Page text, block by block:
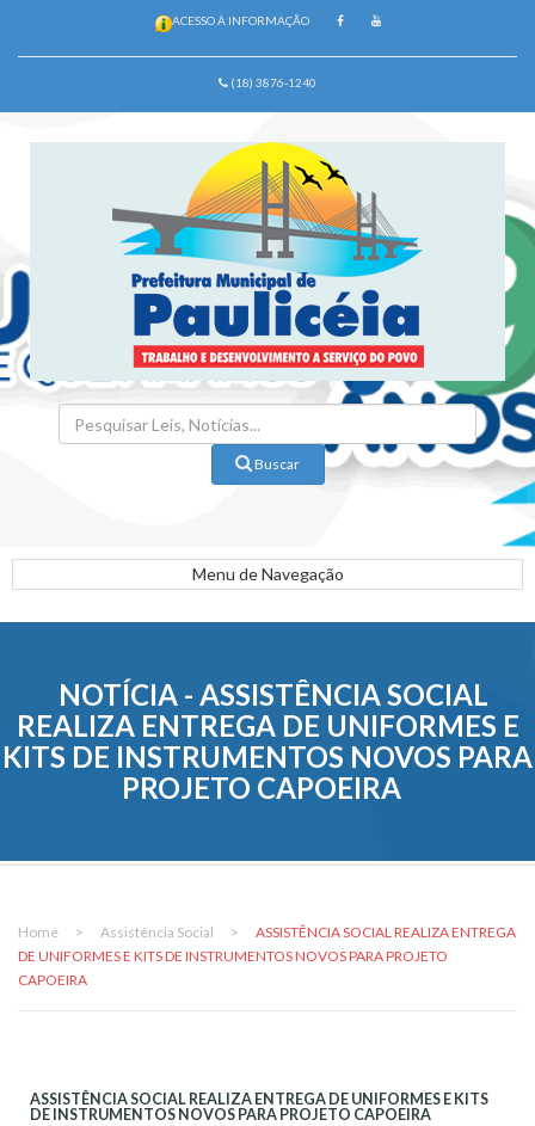
ACESSO À INFORMAÇÃO
(18) 3876-1240
Buscar
Menu de Navegação
NOTÍCIA - ASSISTÊNCIA SOCIAL
REALIZA ENTREGA DE UNIFORMES E
KITS DE INSTRUMENTOS NOVOS PARA
PROJETO CAPOEIRA
Home > Assistência Social >
ASSISTÊNCIA SOCIAL REALIZA ENTREGA
DE UNIFORMES E KITS DE INSTRUMENTOS NOVOS PARA PROJETO
CAPOEIRA
ASSISTÊNCIA SOCIAL REALIZA ENTREGA DE UNIFORMES E KITS
DE INSTRUMENTOS NOVOS PARA PROJETO CAPOEIRA